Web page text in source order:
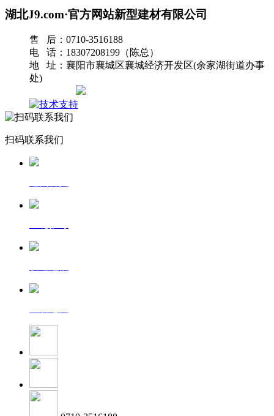
湖北J9.com·官方网站新型建材有限公司
售 后：0710-3516188
电 话：18307208199（陈总）
地 址：襄阳市襄城区襄城经济开发区(余家湖街道办事
处)
扫码联系我们